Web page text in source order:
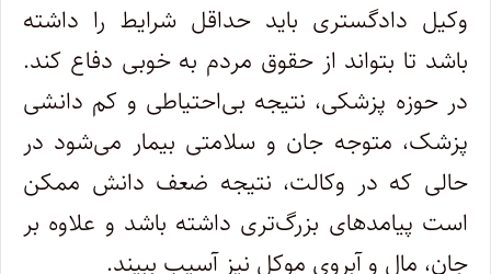
وکیل دادگستری باید حداقل شرایط را داشته
باشد تا بتواند از حقوق مردم به خوبی دفاع کند.
در حوزه پزشکی، نتیجه بی‌احتیاطی و کم دانشی
پزشک، متوجه جان و سلامتی بیمار می‌شود در
حالی که در وکالت، نتیجه ضعف دانش ممکن
است پیامدهای بزرگ‌تری داشته باشد و علاوه بر
جان، مال و آبروی موکل نیز آسیب ببیند.